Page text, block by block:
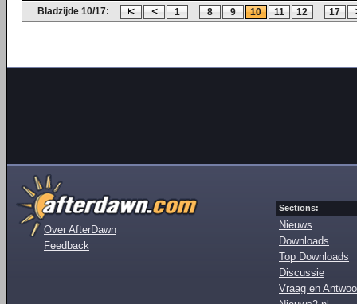
Bladzijde 10/17: 1 ... 8 9 10 11 12 ... 17
Over AfterDawn
Feedback
Sections:
Nieuws
Downloads
Top Downloads
Discussie
Vraag en